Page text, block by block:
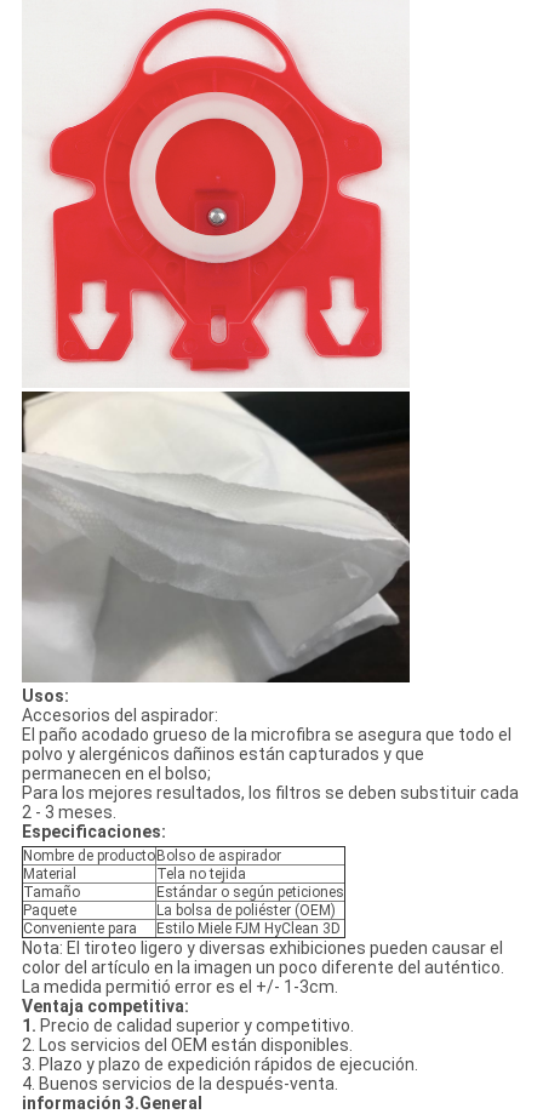
Usos:
Accesorios del aspirador:
El paño acodado grueso de la microfibra se asegura que todo el
polvo y alergénicos dañinos están capturados y que
permanecen en el bolso;
Para los mejores resultados, los filtros se deben substituir cada
2 - 3 meses.
Especificaciones:
Nombre de producto Bolso de aspirador
Material
Tela no tejida
Tamaño
Estándar o según peticiones
Paquete
La bolsa de poliéster (OEM)
Conveniente para
Estilo Miele FJM HyClean 3D
Nota: El tiroteo ligero y diversas exhibiciones pueden causar el
color del artículo en la imagen un poco diferente del auténtico.
La medida permitió error es el +/- 1-3cm.
Ventaja competitiva:
1. Precio de calidad superior y competitivo.
2. Los servicios del OEM están disponibles.
3. Plazo y plazo de expedición rápidos de ejecución.
4. Buenos servicios de la después-venta.
información 3.General